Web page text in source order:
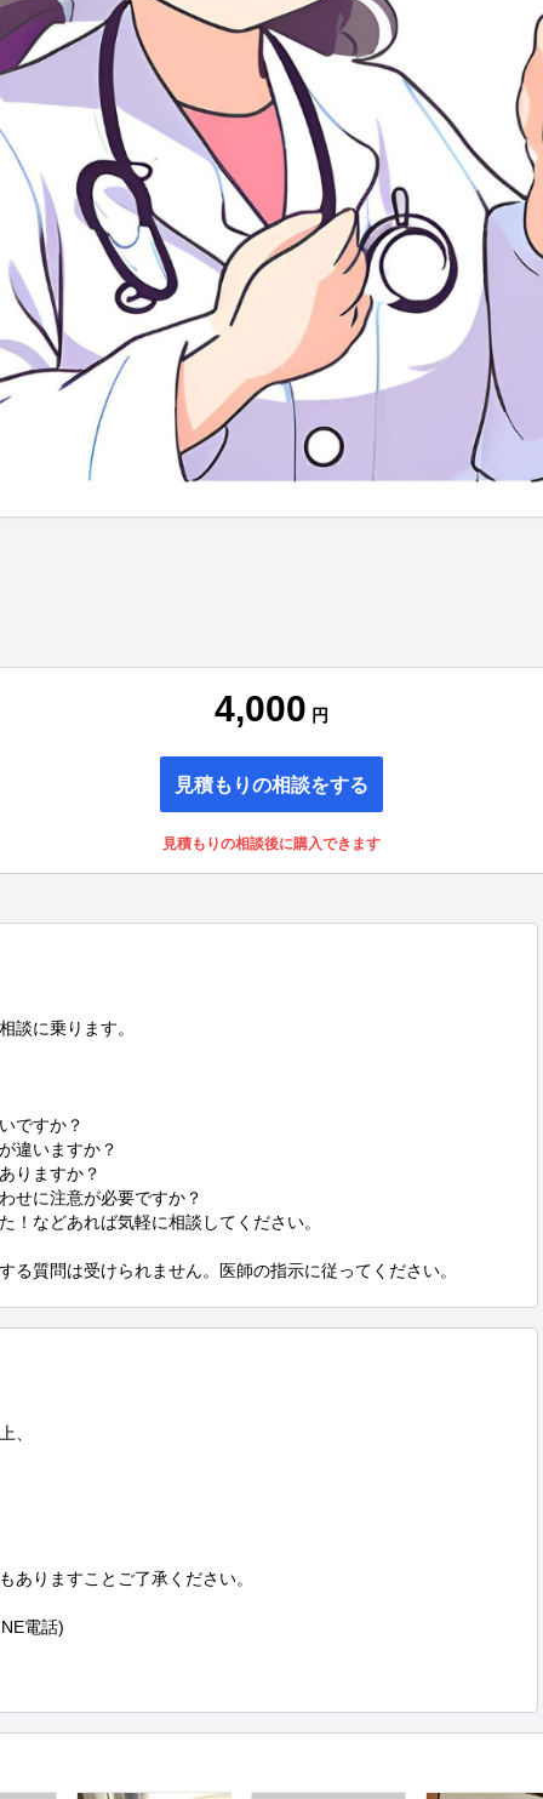
4,000 円
見積もりの相談をする
見積もりの相談後に購入できます
談に乗ります。
ですか？
違いますか？
りますか？
せに注意が必要ですか？
！などあれば気軽に相談してください。
質問は受けられません。医師の指示に従ってください。
、
ありますことご了承ください。
電話)